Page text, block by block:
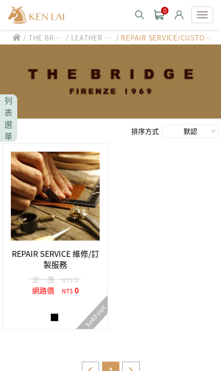
0
款式分類 style
男士包款 MEN'S BAG
男士夾款 MEN'S WALLET
女士夾款 LADIES' WALLET
中性商品 UNISEX BAG/SLG
皮革保養 LEATHER CARE
CHIARUGI
男士包款 MEN'S BAG
男士夾款 MEN'S WALLET
男士皮帶 MEN'S BELT
女士包款 LADIES' BAG
女士夾款 LADIES' WALLET
中性商品 UNISEX BAG/SLG
關於 CHIARUGI
CUMAR
男士皮帶 MEN'S BELT
女士包款 LADIES' BAG
女士夾款 LADIES' WALLET
中性商品 UNISEX BAG/SLG
關於 CUMAR
Roberta di Camerino
男士包款 MEN'S BAG
男士夾款 MEN'S WALLET
男士皮帶 MEN'S BELT
女士包款 LADIES' BAG
女士夾款 LADIES' WALLET
中性商品 UNISEX BAG/SLG
關於 Roberta di Camerino
THE BRIDGE
男士包款 MEN'S BAG
男士夾款 MEN'S WALLET
男士皮帶 MEN'S BELT
女士包款 LADIES' BAG
女士夾款 LADIES' WALLET
中性商品 UNISEX BAG/SLG
皮革保養 LEATHER CARE
關於 THE BRIDGE
期間限定 limited edition
珍藏 THE BRIDGE (TB SPECIAL)
男士包款 MEN'S BAG
男士夾款 MEN'S WALLET
男士皮帶 MEN'S BELT
女士包款 LADIES' BAG
女士夾款 LADIES' WALLET
中性商品 UNISEX BAG/SLG
/ THE BRID / LEATHER C
/ REPAIR SERVICE/CUSTOM
列
表
選
單
排序方式
REPAIR SERVICE 維修/訂
製服務
定 價 NT$0
網路價
NT$ 0